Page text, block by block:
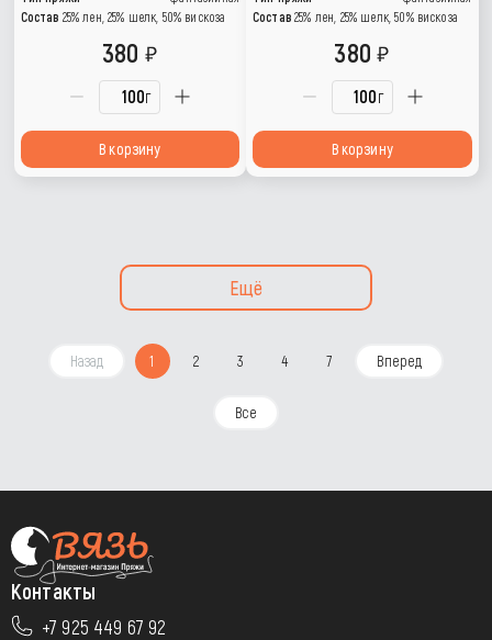
Состав 25% лен, 25% шелк, 50% вискоза
г
380
В корзину
Состав 25% лен, 25% шелк, 50% вискоза
г
380
В корзину
Ещё
Назад 1 2 3 4 7 Вперед
Все
Контакты
+7 925 449 67 92